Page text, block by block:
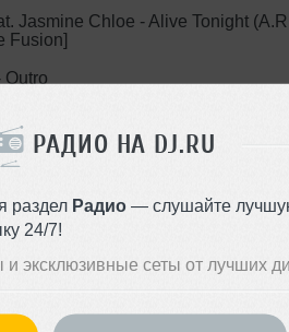
РАДИО НА DJ.RU
раздел Радио — слушайте
24/7!
эксклюзивные сеты от лучших
Jasmine Chloe - Alive Tonight
Fusion]
Outro
RADRIGES
Trance 302(Radio_Show)
(в 2 плейлистах)